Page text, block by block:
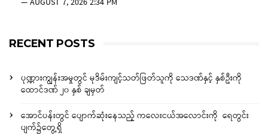
—AUGUST 7, 2026 2:34 PM
RECENT POSTS
ပုဏ္ဏားကျွန်းအမှုတွင် မုဒိမ်းကျင့်သတ်ဖြတ်သူကို သေဒဏ်နှင့် နှစ်ဦးကို
ထောင်ဒဏ် ၂၀ နှစ် ချမှတ်
အောင်ပန်းတွင် ပျောက်ဆုံးနေသည့် ကလေးငယ်အလောင်းကို ရေတွင်း
ပျက်၌တွေ့ရှိ